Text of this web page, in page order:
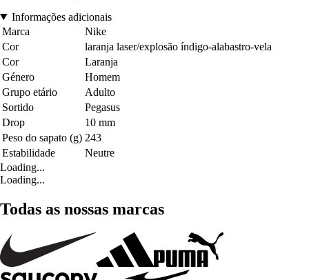
Informações adicionais
Marca
Nike
Cor
laranja laser/explosão índigo-alabastro-vela
Cor
Laranja
Género
Homem
Grupo etário
Adulto
Sortido
Pegasus
Drop
10 mm
Peso do sapato (g) 243
Estabilidade
Neutre
Loading...
Loading...
Todas as nossas marcas